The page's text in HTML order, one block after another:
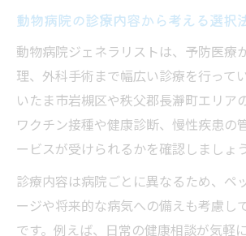
動物病院の診療内容から考える選択
動物病院ジェネラリストは、予防医療
理、外科手術まで幅広い診療を行って
いたま市岩槻区や秩父郡長瀞町エリア
ワクチン接種や健康診断、慢性疾患の
ービスが受けられるかを確認しましょう
診療内容は病院ごとに異なるため、ペ
ージや将来的な病気への備えも考慮し
です。例えば、日常の健康相談が気軽